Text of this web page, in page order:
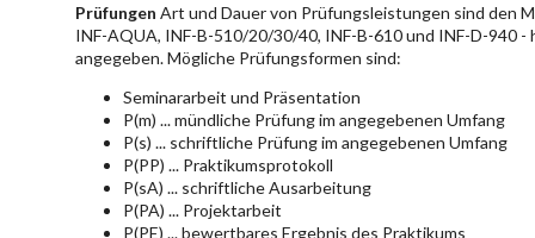
Prüfungen Art und Dauer von Prüfungsleistungen sind den
INF-AQUA, INF-B-510/20/30/40, INF-B-610 und INF-D-940
angegeben. Mögliche Prüfungsformen sind:
Seminararbeit und Präsentation
P(m) ... mündliche Prüfung im angegebenen Umfang
P(s) ... schriftliche Prüfung im angegebenen Umfang
P(PP) ... Praktikumsprotokoll
P(sA) ... schriftliche Ausarbeitung
P(PA) ... Projektarbeit
P(PE) ... bewertbares Ergebnis des Praktikums